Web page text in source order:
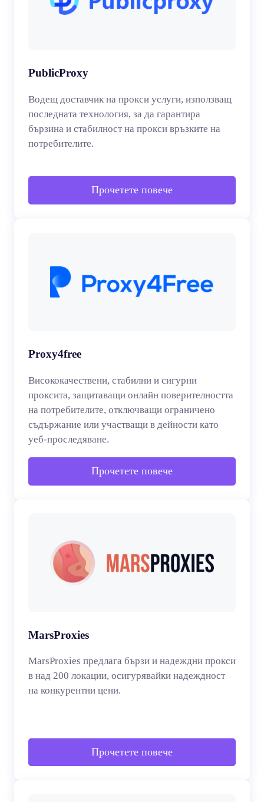
PublicProxy
Водещ доставчик на прокси услуги, използващ
последната технология, за да гарантира
бързина и стабилност на прокси връзките на
потребителите.
Прочетете повече
Proxy4free
Висококачествени, стабилни и сигурни
проксита, защитаващи онлайн поверителността
на потребителите, отключващи ограничено
съдържание или участващи в дейности като
уеб-проследяване.
Прочетете повече
MarsProxies
MarsProxies предлага бързи и надеждни прокси
в над 200 локации, осигурявайки надеждност
на конкурентни цени.
Прочетете повече